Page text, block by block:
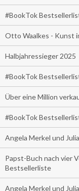
#BookTok
Otto Waalkes - Kunst
Halbjahressieger 2025
#BookTok
Über eine Million
#BookTok
Angela Merkel und
Papst-Buch nach vier
Bestsellerliste
Angela Merkel und